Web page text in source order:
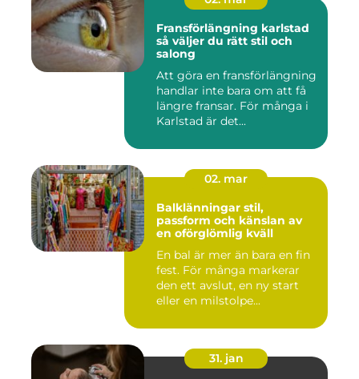
Fransförlängning karlstad
så väljer du rätt stil och
salong
Att göra en fransförlängning
handlar inte bara om att få
längre fransar. För många i
Karlstad är det...
02. mar
Balklänningar stil,
passform och känslan av
en oförglömlig kväll
En bal är mer än bara en fin
fest. För många markerar
den ett avslut, en ny start
eller en milstolpe...
31. jan